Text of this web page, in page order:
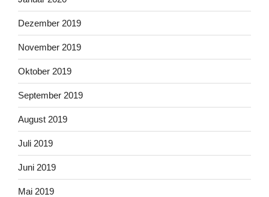
Dezember 2019
November 2019
Oktober 2019
September 2019
August 2019
Juli 2019
Juni 2019
Mai 2019